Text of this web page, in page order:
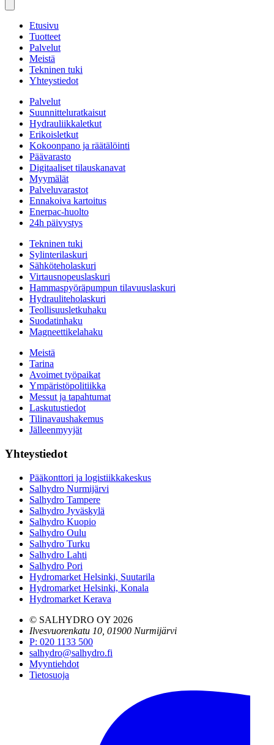
Etusivu
Tuotteet
Palvelut
Meistä
Tekninen tuki
Yhteystiedot
Palvelut
Suunnitteluratkaisut
Hydrauliikkaletkut
Erikoisletkut
Kokoonpano ja räätälöinti
Päävarasto
Digitaaliset tilauskanavat
Myymälät
Palveluvarastot
Ennakoiva kartoitus
Enerpac-huolto
24h päivystys
Tekninen tuki
Sylinterilaskuri
Sähköteholaskuri
Virtausnopeuslaskuri
Hammaspyöräpumpun tilavuuslaskuri
Hydrauliteholaskuri
Teollisuusletkuhaku
Suodatinhaku
Magneettikelahaku
Meistä
Tarina
Avoimet työpaikat
Ympäristöpolitiikka
Messut ja tapahtumat
Laskutustiedot
Tilinavaushakemus
Jälleenmyyjät
Yhteystiedot
Pääkonttori ja logistiikkakeskus
Salhydro Nurmijärvi
Salhydro Tampere
Salhydro Jyväskylä
Salhydro Kuopio
Salhydro Oulu
Salhydro Turku
Salhydro Lahti
Salhydro Pori
Hydromarket Helsinki, Suutarila
Hydromarket Helsinki, Konala
Hydromarket Kerava
© SALHYDRO OY 2026
Ilvesvuorenkatu 10, 01900 Nurmijärvi
P: 020 1133 500
salhydro@salhydro.fi
Myyntiehdot
Tietosuoja